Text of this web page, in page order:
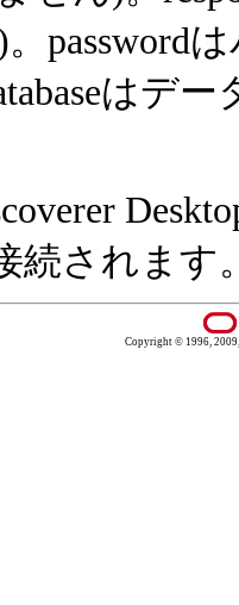
password
はデ
続されます
Copyright © 1996,